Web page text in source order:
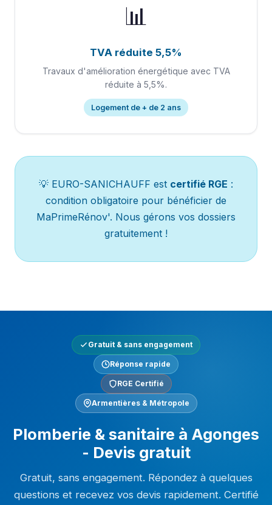
📊
TVA réduite 5,5%
Travaux d'amélioration énergétique avec TVA
réduite à 5,5%.
Logement de + de 2 ans
💡 EURO-SANICHAUFF est certifié RGE :
condition obligatoire pour bénéficier de
MaPrimeRénov'. Nous gérons vos dossiers
gratuitement !
Gratuit & sans engagement
Réponse rapide
RGE Certifié
Armentières & Métropole
Plomberie & sanitaire à Agonges
- Devis gratuit
Gratuit, sans engagement. Répondez à quelques
questions et recevez vos devis rapidement. Certifié